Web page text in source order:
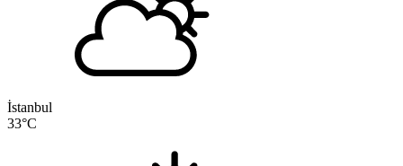
İstanbul
33°C